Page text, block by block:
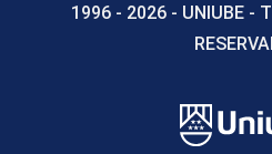
1996 - 2026 - UNIUBE -